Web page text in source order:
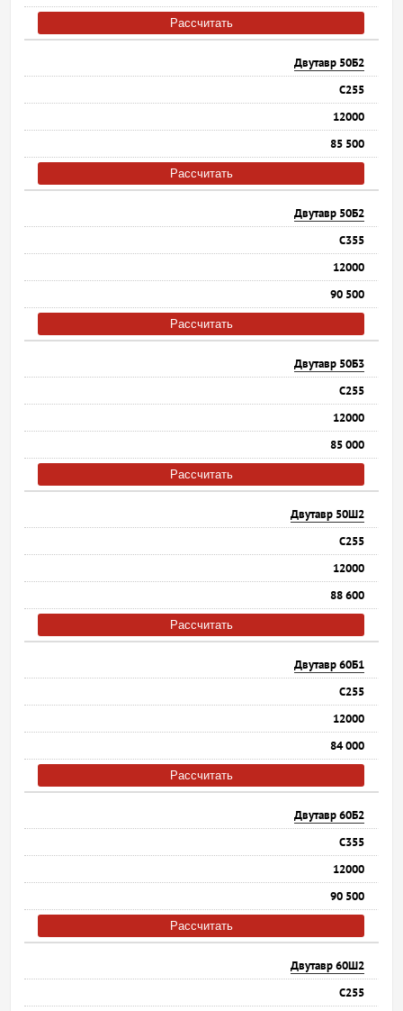
Рассчитать
Двутавр 50Б2
С255
12000
85 500
Рассчитать
Двутавр 50Б2
С355
12000
90 500
Рассчитать
Двутавр 50Б3
С255
12000
85 000
Рассчитать
Двутавр 50Ш2
С255
12000
88 600
Рассчитать
Двутавр 60Б1
С255
12000
84 000
Рассчитать
Двутавр 60Б2
С355
12000
90 500
Рассчитать
Двутавр 60Ш2
С255